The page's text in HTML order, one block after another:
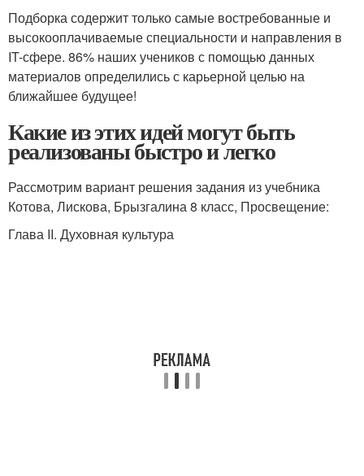
Подборка содержит только самые востребованные и
высокооплачиваемые специальности и направления в
IT-сфере. 86% наших учеников с помощью данных
материалов определились с карьерной целью на
ближайшее будущее!
Какие из этих идей могут быть
реализованы быстро и легко
Рассмотрим вариант решения задания из учебника
Котова, Лискова, Брызгалина 8 класс, Просвещение:
Глава II. Духовная культура